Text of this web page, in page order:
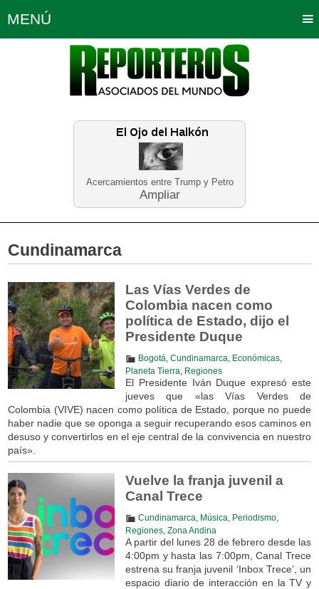
Acercamientos entre Trump y Petro
Ampliar
MENÚ
Política Opinión Bogotá
Planeta Tierra Deportes
Educación Neira
Cundinamarca
Las Vías Verdes de
Colombia nacen como
política de Estado, dijo el
Presidente Duque
Bogotá Cundinamarca Económicas,
Planeta Tierra
Regiones
El Presidente Iván Duque expresó este
jueves que «las Vías Verdes de
Colombia (VIVE) nacen como política de Estado, porque no puede
haber nadie que se oponga a seguir recuperando esos caminos en
desuso y convertirlos en el eje central de la convivencia en nuestro
país».
Vuelve la franja juvenil a
Canal Trece
Cundinamarca Música Periodismo,
Regiones, Zona Andina
A partir del lunes 28 de febrero desde las
4:00pm y hasta las 7:00pm, Canal Trece
estrena su franja juvenil ‘Inbox Trece’, un
espacio diario de interacción en la TV y